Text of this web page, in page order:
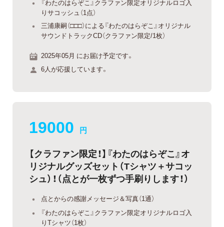
『わたのはらぞこ』クラファン限定オリジナルロゴ入
りサコッシュ（1点）
三浦康嗣（□□□）による『わたのはらぞこ』オリジナル
サウンドトラックCD（クラファン限定/1枚）
2025年05月 にお届け予定です。
6人が応援しています。
19000 円
【クラファン限定！】『わたのはらぞこ』オ
リジナルグッズセット（Tシャツ＋サコッ
シュ）！（点とが一枚ずつ手刷りします！）
点とからの感謝メッセージ＆写真（1通）
『わたのはらぞこ』クラファン限定オリジナルロゴ入
りTシャツ（1枚）